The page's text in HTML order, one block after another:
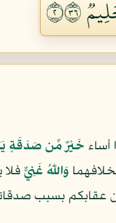
٢٦٣
أساء خَيْرٌ مِّن صَدَقَةٍ
وَاللّهُ غَنِيٌّ فلا
عقابكم بسبب